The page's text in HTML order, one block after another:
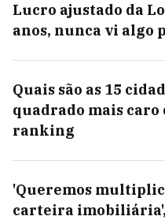
Lucro ajustado da
anos, nunca vi algo
Quais são as 15
quadrado mais caro
ranking
'Queremos
carteira